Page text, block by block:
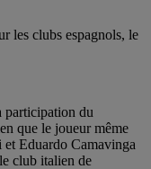
les clubs espagnols, le
participation du
que le joueur même
et Eduardo Camavinga
club italien de